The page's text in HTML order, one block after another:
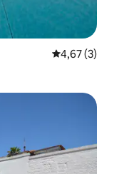
prosječna
4,67 (3)